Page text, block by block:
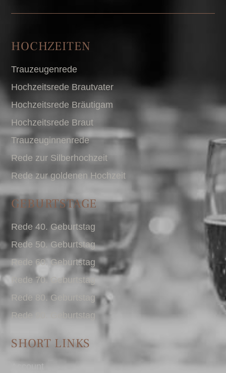
HOCHZEITEN
Trauzeugenrede
Hochzeitsrede Brautvater
Hochzeitsrede Bräutigam
Hochzeitsrede Braut
Trauzeuginnenrede
Rede zur Silberhochzeit
Rede zur goldenen Hochzeit
GEBURTSTAGE
Rede 40. Geburtstag
Rede 50. Geburtstag
Rede 60. Geburtstag
Rede 70. Geburtstag
Rede 80. Geburtstag
Rede 90. Geburtstag
SHORT LINKS
Account